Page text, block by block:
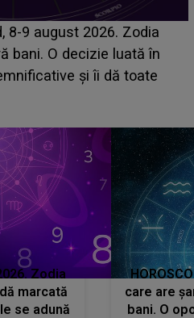
ASCUNS până
din Casa Iubirii
despre mama
eu nu te iubesc pentru
Zodia
marcată
se adună
care are
bani. O